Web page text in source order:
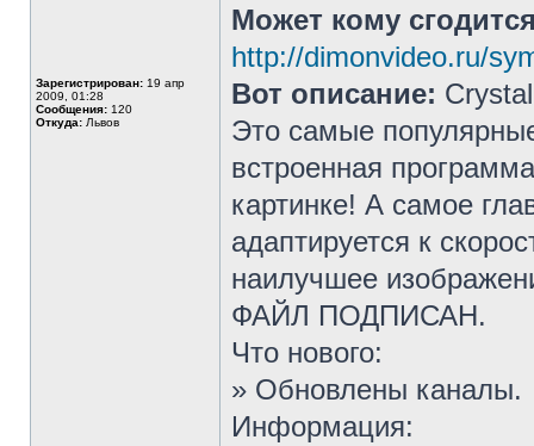
Зарегистрирован: 19 апр
2009, 01:28
Сообщения: 120
Откуда: Львов
Может кому
http://dimonvideo.ru/
Вот описание:
Это самые
встроенная
картинке! А самое
адаптируется к
наилучшее
ФАЙЛ ПОДПИСАН.
Что нового:
» Обновлены каналы.
Информация: